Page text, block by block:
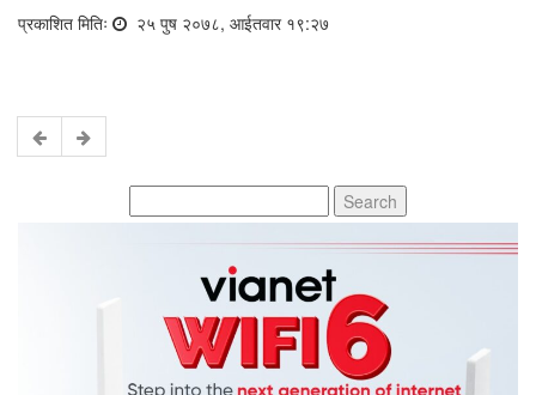
प्रकाशित मितिः २५ पुष २०७८, आईतवार १९:२७
for: